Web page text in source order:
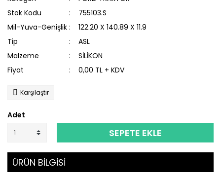
Stok Kodu
755103.S
Mil-Yuva-Genişlik
122.20 X 140.89 X 11.9
Tip
ASL
Malzeme
SİLİKON
Fiyat
0,00 TL + KDV
Karşılaştır
Adet
SEPETE EKLE
ÜRÜN BİLGİSİ